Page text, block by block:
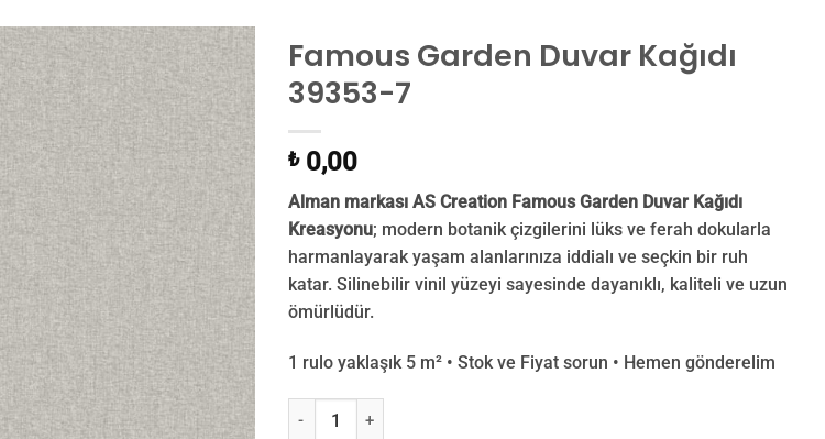
Famous Garden Duvar Kağıdı
39353-7
₺0,00
Alman markası AS Creation Famous Garden Duvar Kağıdı
Kreasyonu; modern botanik çizgilerini lüks ve ferah dokularla
harmanlayarak yaşam alanlarınıza iddialı ve seçkin bir ruh
katar. Silinebilir vinil yüzeyi sayesinde dayanıklı, kaliteli ve uzun
ömürlüdür.
1 rulo yaklaşık 5 m² • Stok ve Fiyat sorun • Hemen gönderelim
Famous Garden Duvar Kağıdı 39353-7 adet